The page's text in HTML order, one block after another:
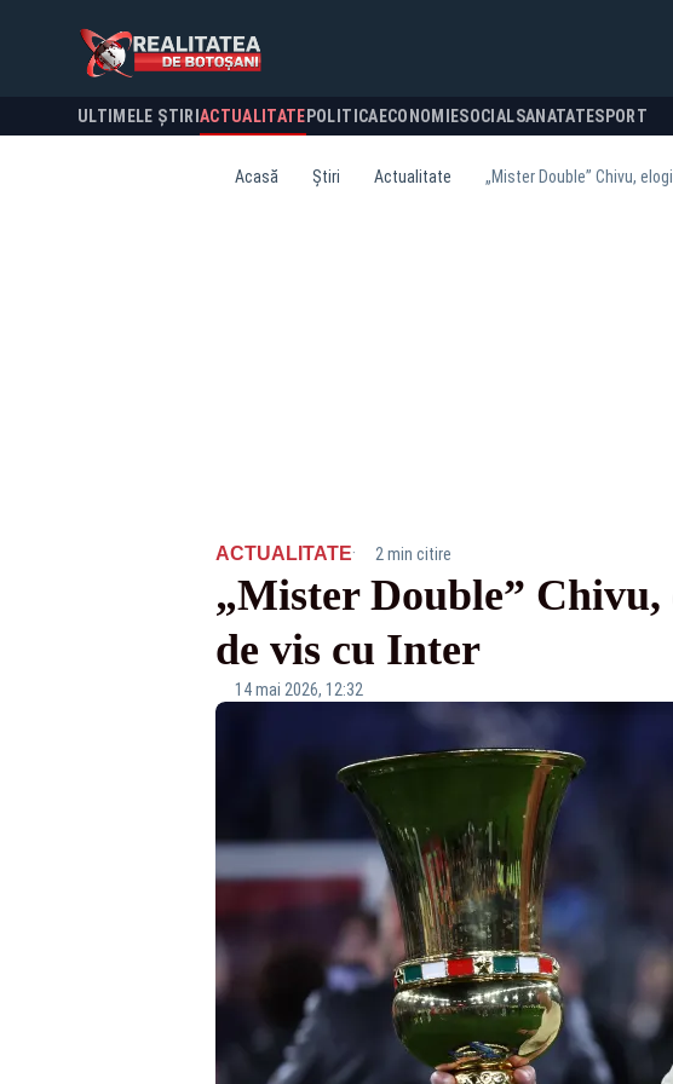
ULTIMELE ȘTIRI ACTUALITATE POLITICA ECONOMIESOCIALSANATATESPORT
Acasă Știri Actualitate „Mister Double” Chivu,
ACTUALITATE· 2 min citire
„Mister Double” Chivu,
de vis cu Inter
14 mai 2026, 12:32